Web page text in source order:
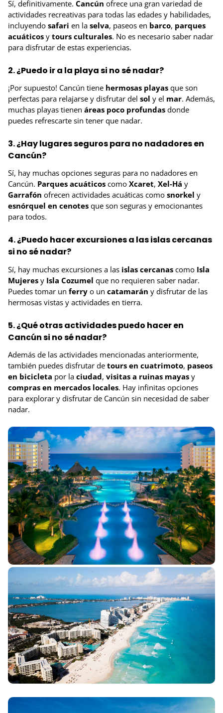
Sí, definitivamente. Cancún ofrece una gran variedad de
actividades recreativas para todas las edades y habilidades,
incluyendo safari en la selva, paseos en barco, parques
acuáticos y tours culturales. No es necesario saber nadar
para disfrutar de estas experiencias.
2. ¿Puedo ir a la playa si no sé nadar?
¡Por supuesto! Cancún tiene hermosas playas que son
perfectas para relajarse y disfrutar del sol y el mar. Además,
muchas playas tienen áreas poco profundas donde
puedes refrescarte sin tener que nadar.
3. ¿Hay lugares seguros para no nadadores en
Cancún?
Sí, hay muchas opciones seguras para no nadadores en
Cancún. Parques acuáticos como Xcaret, Xel-Há y
Garrafón ofrecen actividades acuáticas como snorkel y
esnórquel en cenotes que son seguras y emocionantes
para todos.
4. ¿Puedo hacer excursiones a las islas cercanas
si no sé nadar?
Sí, hay muchas excursiones a las islas cercanas como Isla
Mujeres y Isla Cozumel que no requieren saber nadar.
Puedes tomar un ferry o un catamarán y disfrutar de las
hermosas vistas y actividades en tierra.
5. ¿Qué otras actividades puedo hacer en
Cancún si no sé nadar?
Además de las actividades mencionadas anteriormente,
también puedes disfrutar de tours en cuatrimoto, paseos
en bicicleta por la ciudad, visitas a ruinas mayas y
compras en mercados locales. Hay infinitas opciones
para explorar y disfrutar de Cancún sin necesidad de saber
nadar.